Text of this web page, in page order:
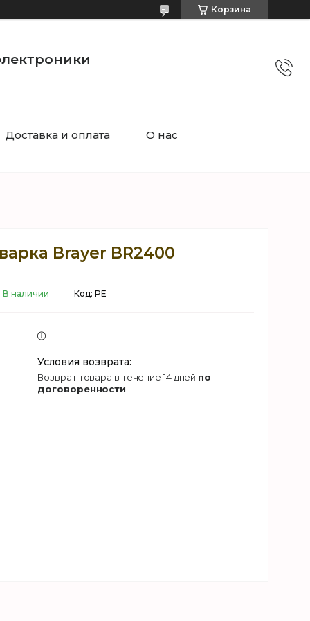
Корзина
Доставка и оплата О нас
Brayer BR2400
В наличии Код: PE
возврат товара в течение 14 дней по
договоренности